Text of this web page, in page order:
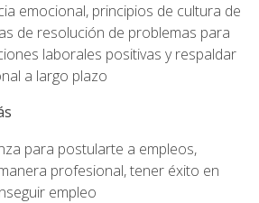
emocional, principios de cultura de
de resolución de problemas para
laborales positivas y respaldar
a largo plazo
para postularte a empleos,
profesional, tener éxito en
empleo